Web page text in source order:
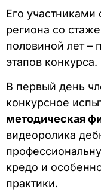
Его участниками
региона со
половиной лет –
этапов конкурса.
В первый день
конкурсное
методическая
видеоролика
кредо и
практики.